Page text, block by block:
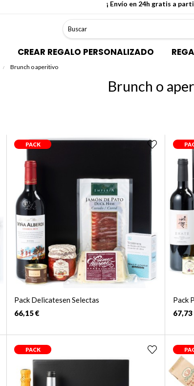
¡ Envío en 24h gratis a
CREAR REGALO PERSONALIZADO
Brunch o aperitivo
Brunch o
PACK
Pack Delicatesen Selectas
66,15 €
Pack
67,73
PACK